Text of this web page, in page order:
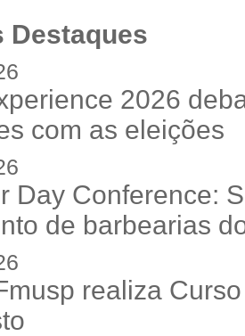
Destaques
2026
com as eleições
Day Conference:
de barbearias
realiza